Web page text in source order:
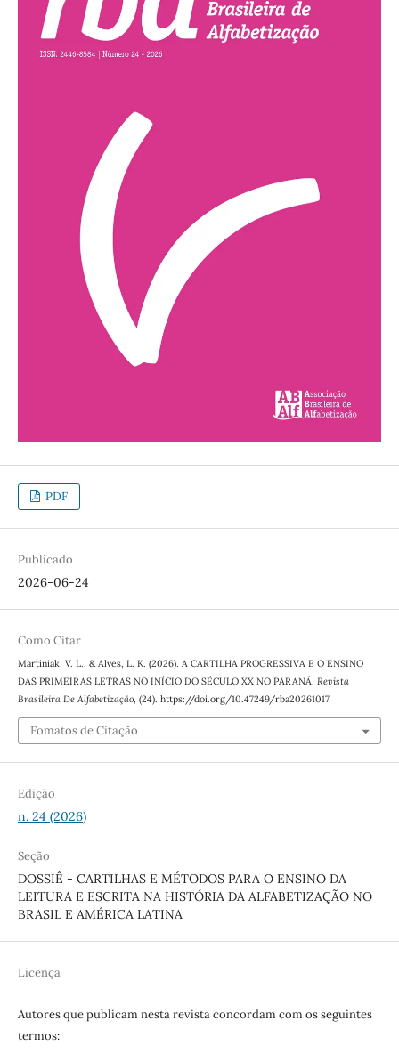
PDF
Publicado
2026-06-24
Como Citar
Martiniak, V. L., & Alves, L. K. (2026). A CARTILHA PROGRESSIVA E O ENSINO
DAS PRIMEIRAS LETRAS NO INÍCIO DO SÉCULO XX NO PARANÁ. Revista
Brasileira De Alfabetização, (24). https://doi.org/10.47249/rba20261017
Fomatos de Citação
Edição
n. 24 (2026)
Seção
DOSSIÊ - CARTILHAS E MÉTODOS PARA O ENSINO DA
LEITURA E ESCRITA NA HISTÓRIA DA ALFABETIZAÇÃO NO
BRASIL E AMÉRICA LATINA
Licença
Autores que publicam nesta revista concordam com os seguintes
termos: